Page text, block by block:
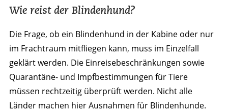
Wie reist der Blindenhund?
Die Frage, ob ein Blindenhund in der Kabine oder nur
im Frachtraum mitfliegen kann, muss im Einzelfall
geklärt werden. Die Einreisebeschränkungen sowie
Quarantäne- und Impfbestimmungen für Tiere
müssen rechtzeitig überprüft werden. Nicht alle
Länder machen hier Ausnahmen für Blindenhunde.